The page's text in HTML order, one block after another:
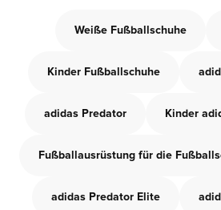
Weiße Fußballschuhe
Kinder Fußballschuhe
adidas Predator Kinder
Fußballausrüstung für die
adidas Predator Elite